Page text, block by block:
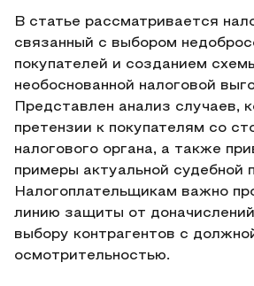
В статье рассматривается
связанный с выбором
покупателей и созданием
необоснованной налоговой
Представлен анализ случаев,
претензии к покупателям со
налогового органа, а также
примеры актуальной судебной
Налогоплательщикам важно
линию защиты от
выбору контрагентов с
осмотрительностью.